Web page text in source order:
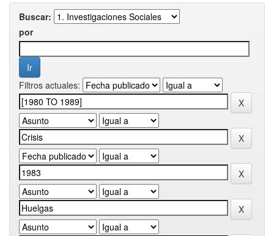
Buscar:
por
Filtros actuales: